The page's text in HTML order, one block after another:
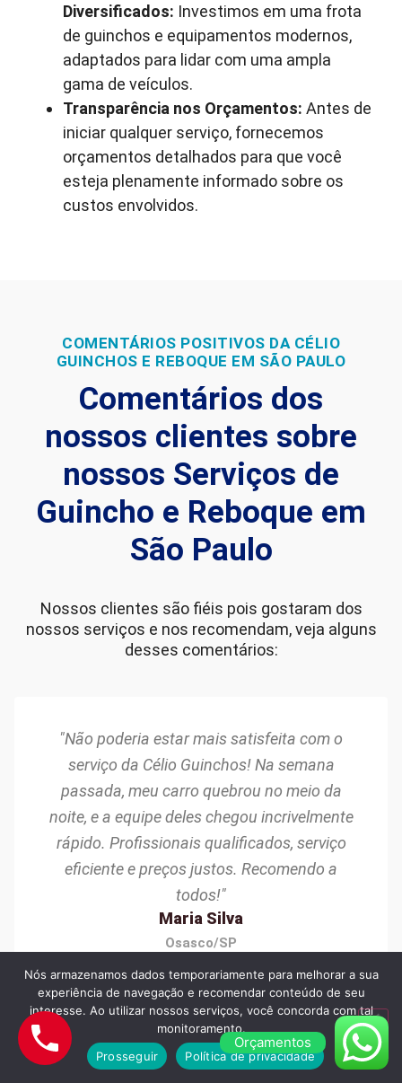
Diversificados: Investimos em uma frota
de guinchos e equipamentos modernos,
adaptados para lidar com uma ampla
gama de veículos.
Transparência nos Orçamentos: Antes de
iniciar qualquer serviço, fornecemos
orçamentos detalhados para que você
esteja plenamente informado sobre os
custos envolvidos.
COMENTÁRIOS POSITIVOS DA CÉLIO
GUINCHOS E REBOQUE EM SÃO PAULO
Comentários dos
nossos clientes sobre
nossos Serviços de
Guincho e Reboque em
São Paulo
Nossos clientes são fiéis pois gostaram dos
nossos serviços e nos recomendam, veja alguns
desses comentários:
"Não poderia estar mais satisfeita com o
serviço da Célio Guinchos! Na semana
passada, meu carro quebrou no meio da
noite, e a equipe deles chegou incrivelmente
rápido. Profissionais qualificados, serviço
eficiente e preços justos. Recomendo a
todos!"
Maria Silva
Osasco/SP
Orçamentos
Nós armazenamos dados temporariamente para melhorar a sua
experiência de navegação e recomendar conteúdo de seu
interesse. Ao utilizar nossos serviços, você concorda com tal
monitoramento.
Prosseguir
Política de privacidade